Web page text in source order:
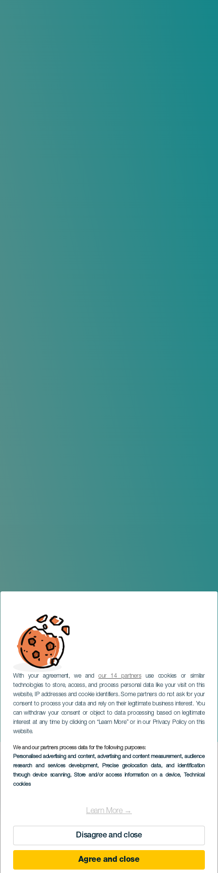
With your agreement, we andour 14 partnersuse cookies or similar
technologies to store, access, and process personal data like your visit on this
website, IP addresses and cookie identifiers. Some partners do not ask for your
consent to process your data and rely on their legitimate business interest. You
can withdraw your consent or object to data processing based on legitimate
interest at any time by clicking on “Learn More” or in our Privacy Policy on this
website.
We and our partners process data for the following purposes:
Personalised advertising and content, advertising and content measurement, audience
research and services development, Precise geolocation data, and identification
through device scanning, Store and/or access information on a device, Technical
cookies
Learn More →
Disagree and close
Agree and close
The magic door
LANZAROTE
Imagen
Listado
Localidad
Punta Mujeres